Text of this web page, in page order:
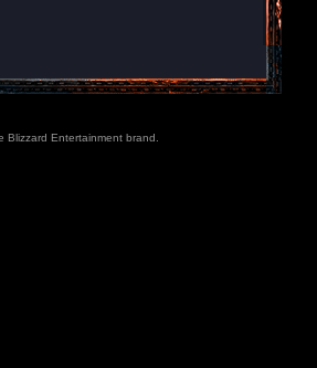
Entertainment brand.